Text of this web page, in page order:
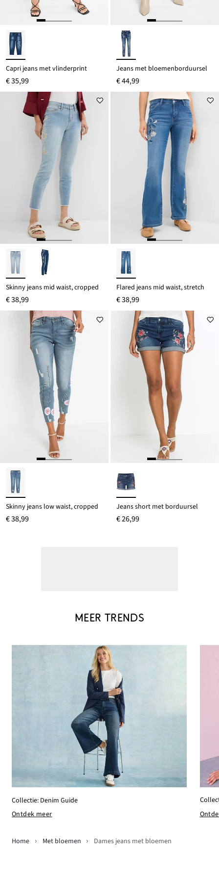
Capri jeans met vlinderprint
€ 35,99
Jeans met bloemenborduursel
€ 44,99
Skinny jeans mid waist, cropped
€ 38,99
Flared jeans mid waist, stretch
€ 38,99
Skinny jeans low waist, cropped
€ 38,99
Jeans short met borduursel
€ 26,99
MEER TRENDS
Collectie: Denim Guide
Ontdek meer
Home Met bloemen Dames jeans met bloemen